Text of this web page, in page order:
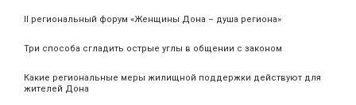
II региональный форум «Женщины Дона – душа региона»
Три способа сгладить острые углы в общении с законом
Какие региональные меры жилищной поддержки действуют для
жителей Дона